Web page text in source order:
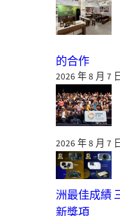
的合作
2026 年 8 月 7 日
2026 年 8 月 7 日
洲最佳成績
新獎項